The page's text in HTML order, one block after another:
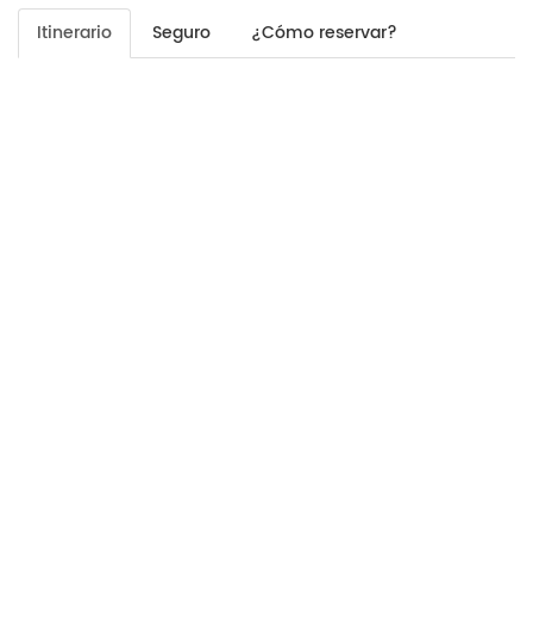
Itinerario Seguro ¿Cómo reservar?